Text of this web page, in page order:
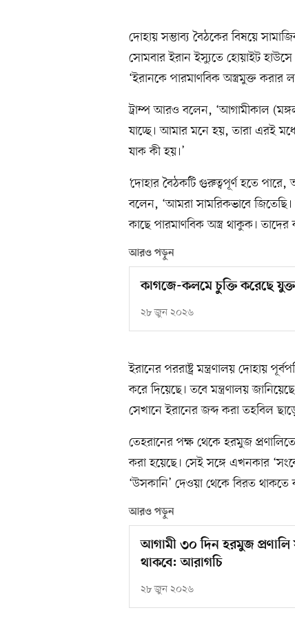
দোহায় সম্ভাব্য বৈঠকের বিষয়ে
সোমবার ইরান ইস্যুতে হোয়াইট
‘ইরানকে পারমাণবিক অস্ত্রমুক্ত করার
ট্রাম্প আরও বলেন, ‘আগামীকাল
যাচ্ছে। আমার মনে হয়, তারা এরই
যাক কী হয়।’
‘দোহার বৈঠকটি গুরুত্বপূর্ণ হতে
বলেন, ‘আমরা সামরিকভাবে
কাছে পারমাণবিক অস্ত্র থাকুক। তাদের
আরও পড়ুন
কাগজে-কলমে চুক্তি করেছে
২৮ জুন ২০২৬
ইরানের পররাষ্ট্র মন্ত্রণালয় দোহায়
করে দিয়েছে। তবে মন্ত্রণালয়
সেখানে ইরানের জব্দ করা তহবিল
তেহরানের পক্ষ থেকে হরমুজ প্রণালিতে
করা হয়েছে। সেই সঙ্গে এখনকার
‘উসকানি’ দেওয়া থেকে বিরত থাকতে
আরও পড়ুন
আগামী ৩০ দিন হরমুজ প্রণালি
থাকবে: আরাগচি
২৮ জুন ২০২৬